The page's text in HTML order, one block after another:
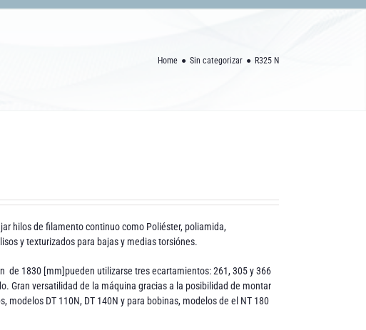
Home Sin categorizar R325 N
hilos de filamento continuo como Poliéster, poliamida,
y texturizados para bajas y medias torsiónes.
de 1830 [mm]pueden utilizarse tres ecartamientos: 261, 305 y 366
Gran versatilidad de la máquina gracias a la posibilidad de montar
modelos DT 110N, DT 140N y para bobinas, modelos de el NT 180